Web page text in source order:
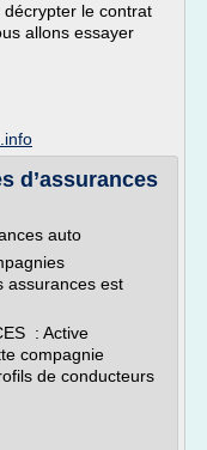
le contrat
allons essayer
d’assurances
auto
assurances est
: Active
compagnie
de conducteurs